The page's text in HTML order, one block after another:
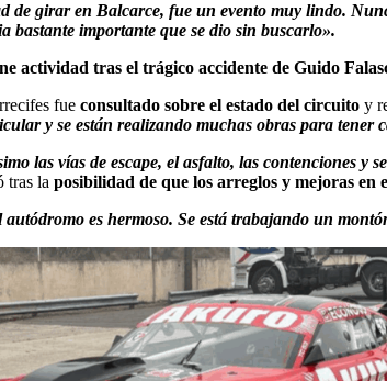
de girar en Balcarce, fue un evento muy lindo.
bastante importante que se dio sin buscarlo».
actividad tras el trágico accidente de Guido
fue consultado sobre el estado del circuito y
y se están realizando muchas obras para tener
las vías de escape, el asfalto, las contenciones y
tras la posibilidad de que los arreglos y mejoras
autódromo es hermoso. Se está trabajando un